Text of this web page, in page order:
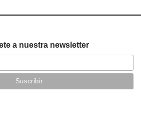
a nuestra newsletter